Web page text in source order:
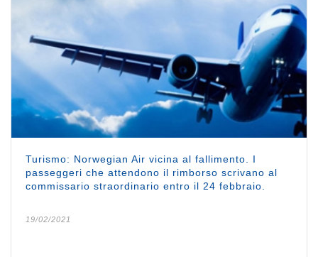
Turismo: Norwegian Air vicina al fallimento. I
passeggeri che attendono il rimborso scrivano al
commissario straordinario entro il 24 febbraio.
19/02/2021